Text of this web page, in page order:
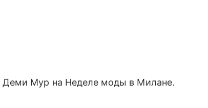
Деми Мур на Неделе моды в Милане.